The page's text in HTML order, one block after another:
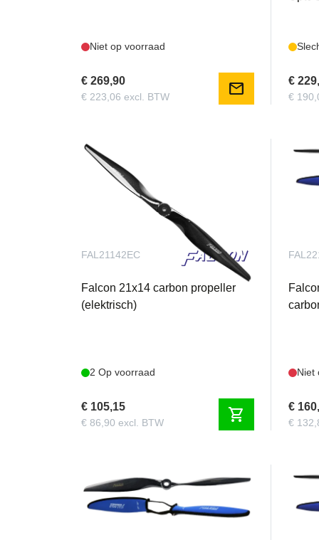
Niet op voorraad
€ 269,90
€ 223,06 excl. BTW mail €
€
FAL21142EC
Falcon 21x14 carbon propeller
(elektrisch)
2 Op voorraad
€ 105,15
€ 86,90 excl. BTW shopping_cart
Niet
€
€